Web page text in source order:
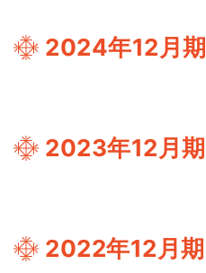
2024年12月期
2023年12月期
2022年12月期